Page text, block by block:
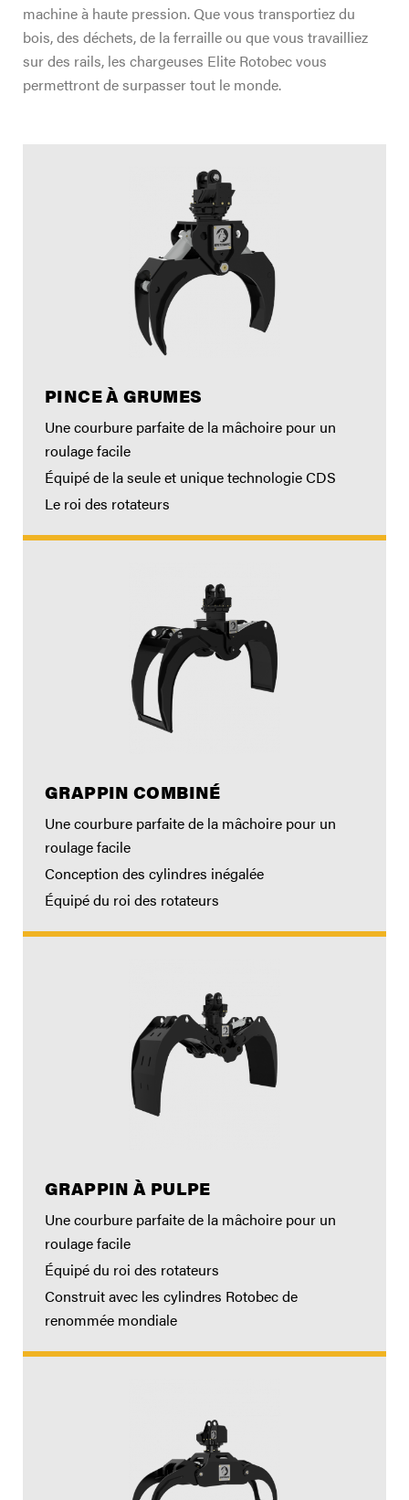
machine à haute pression. Que vous transportiez du
bois, des déchets, de la ferraille ou que vous travailliez
sur des rails, les chargeuses Elite Rotobec vous
permettront de surpasser tout le monde.
PINCE À GRUMES
Une courbure parfaite de la mâchoire pour un
roulage facile
Équipé de la seule et unique technologie CDS
Le roi des rotateurs
GRAPPIN COMBINÉ
Une courbure parfaite de la mâchoire pour un
roulage facile
Conception des cylindres inégalée
Équipé du roi des rotateurs
GRAPPIN À PULPE
Une courbure parfaite de la mâchoire pour un
roulage facile
Équipé du roi des rotateurs
Construit avec les cylindres Rotobec de
renommée mondiale